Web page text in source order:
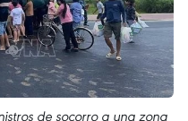
de socorro a una zona